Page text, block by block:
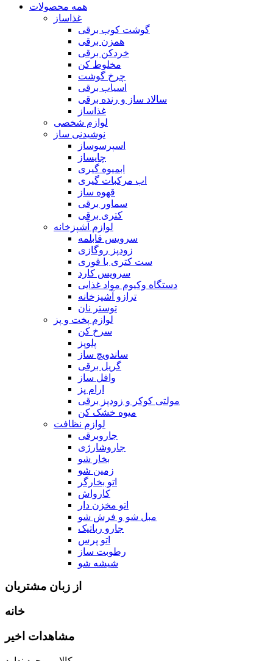
همه محصولات
غذاساز
گوشت کوب برقی
همزن برقی
خردکن برقی
مخلوط کن
چرخ گوشت
اسیاب برقی
سالاد ساز و رنده برقی
غذاساز
لوازم شخصی
نوشیدنی ساز
اسپرسوساز
چایساز
ابمیوه گیری
اب مرکبات گیری
قهوه ساز
سماور برقی
کتری برقی
لوازم آشپزخانه
سرویس قابلمه
زودپز روگازی
ست کتری با قوری
سرویس کارد
دستگاه وکیوم مواد غذایی
ترازو آشپزخانه
توستر نان
لوازم پخت و پز
سرخ کن
پلوپز
ساندویچ ساز
گریل برقی
وافل ساز
ارام پز
مولتی کوکر و زودپز برقی
میوه خشک کن
لوازم نظافت
جاروبرقی
جاروشارژی
بخار شو
زمین شو
اتو بخارگر
کارواش
اتو مخزن دار
مبل شو و فرش شو
جارو رباتیک
اتو پرس
رطوبت ساز
شیشه شو
از زبان مشتریان
خانه
مشاهدات اخیر